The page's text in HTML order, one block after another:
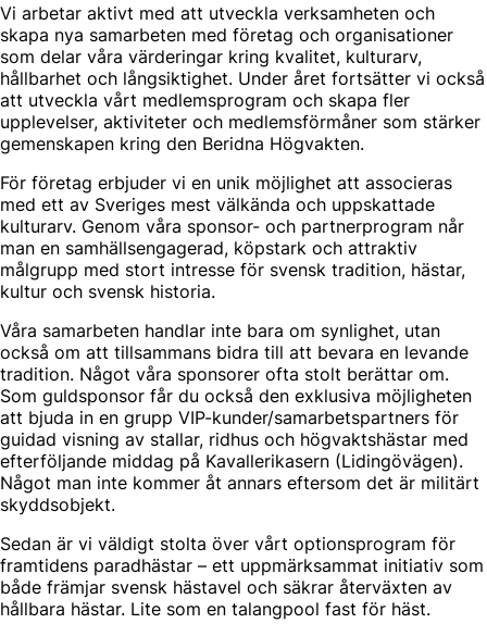
Vi arbetar aktivt med att utveckla verksamheten och
skapa nya samarbeten med företag och organisationer
som delar våra värderingar kring kvalitet, kulturarv,
hållbarhet och långsiktighet. Under året fortsätter vi också
att utveckla vårt medlemsprogram och skapa fler
upplevelser, aktiviteter och medlemsförmåner som stärker
gemenskapen kring den Beridna Högvakten.
För företag erbjuder vi en unik möjlighet att associeras
med ett av Sveriges mest välkända och uppskattade
kulturarv. Genom våra sponsor- och partnerprogram når
man en samhällsengagerad, köpstark och attraktiv
målgrupp med stort intresse för svensk tradition, hästar,
kultur och svensk historia.
Våra samarbeten handlar inte bara om synlighet, utan
också om att tillsammans bidra till att bevara en levande
tradition. Något våra sponsorer ofta stolt berättar om.
Som guldsponsor får du också den exklusiva möjligheten
att bjuda in en grupp VIP-kunder/samarbetspartners för
guidad visning av stallar, ridhus och högvaktshästar med
efterföljande middag på Kavallerikasern (Lidingövägen).
Något man inte kommer åt annars eftersom det är militärt
skyddsobjekt.
Sedan är vi väldigt stolta över vårt optionsprogram för
framtidens paradhästar – ett uppmärksammat initiativ som
både främjar svensk hästavel och säkrar återväxten av
hållbara hästar. Lite som en talangpool fast för häst.